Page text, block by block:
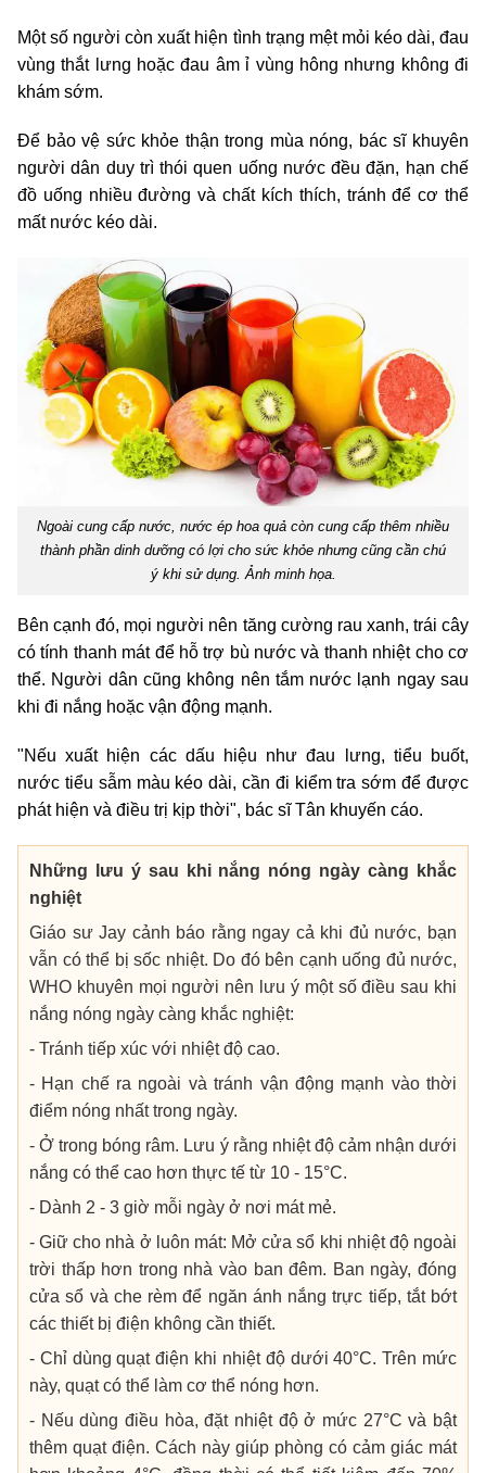
Một số người còn xuất hiện tình trạng mệt mỏi kéo dài, đau
vùng thắt lưng hoặc đau âm ỉ vùng hông nhưng không đi
khám sớm.
Để bảo vệ sức khỏe thận trong mùa nóng, bác sĩ khuyên
người dân duy trì thói quen uống nước đều đặn, hạn chế
đồ uống nhiều đường và chất kích thích, tránh để cơ thể
mất nước kéo dài.
Ngoài cung cấp nước, nước ép hoa quả còn cung cấp thêm nhiều
thành phần dinh dưỡng có lợi cho sức khỏe nhưng cũng cần chú
ý khi sử dụng. Ảnh minh họa.
Bên cạnh đó, mọi người nên tăng cường rau xanh, trái cây
có tính thanh mát để hỗ trợ bù nước và thanh nhiệt cho cơ
thể. Người dân cũng không nên tắm nước lạnh ngay sau
khi đi nắng hoặc vận động mạnh.
"Nếu xuất hiện các dấu hiệu như đau lưng, tiểu buốt,
nước tiểu sẫm màu kéo dài, cần đi kiểm tra sớm để được
phát hiện và điều trị kịp thời", bác sĩ Tân khuyến cáo.
Những lưu ý sau khi nắng nóng ngày càng khắc
nghiệt
Giáo sư Jay cảnh báo rằng ngay cả khi đủ nước, bạn
vẫn có thể bị sốc nhiệt. Do đó bên cạnh uống đủ nước,
WHO khuyên mọi người nên lưu ý một số điều sau khi
nắng nóng ngày càng khắc nghiệt:
- Tránh tiếp xúc với nhiệt độ cao.
- Hạn chế ra ngoài và tránh vận động mạnh vào thời
điểm nóng nhất trong ngày.
- Ở trong bóng râm. Lưu ý rằng nhiệt độ cảm nhận dưới
nắng có thể cao hơn thực tế từ 10 - 15°C.
- Dành 2 - 3 giờ mỗi ngày ở nơi mát mẻ.
- Giữ cho nhà ở luôn mát: Mở cửa sổ khi nhiệt độ ngoài
trời thấp hơn trong nhà vào ban đêm. Ban ngày, đóng
cửa sổ và che rèm để ngăn ánh nắng trực tiếp, tắt bớt
các thiết bị điện không cần thiết.
- Chỉ dùng quạt điện khi nhiệt độ dưới 40°C. Trên mức
này, quạt có thể làm cơ thể nóng hơn.
- Nếu dùng điều hòa, đặt nhiệt độ ở mức 27°C và bật
thêm quạt điện. Cách này giúp phòng có cảm giác mát